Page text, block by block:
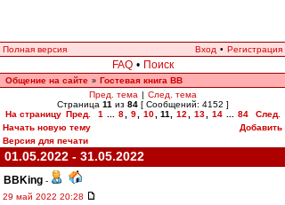
Полная версия Вход • Регистрация
FAQ • Поиск
Общение на сайте » Гостевая книга ВВ
Пред. тема | След. тема
Страница 11 из 84[ Сообщений: 4152 ]
На страницу Пред. 1 8 9 10 11 12 13 14 84
След.
Начать новую тему
Добавить
Версия для печати
01.05.2022 - 31.05.2022
BBKing -
29 май 2022 20:28